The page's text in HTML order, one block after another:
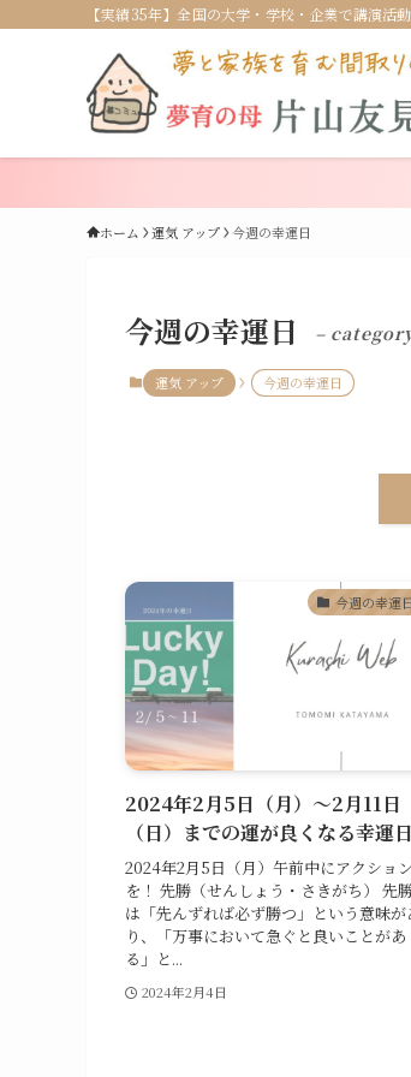
【実績35年】全国の大学・学校・企業で講演活
ホーム 運気 アップ 今週の幸運日
今週の幸運日 –
運気 アップ 今週の幸運日
今週の幸運日
2024年2月5日（月）〜2月11日
（日）までの運が良くなる幸運日
2024年2月5日（月）午前中にアクション
を！ 先勝（せんしょう・さきがち） 先
は「先んずれば必ず勝つ」という意味が
り、「万事において急ぐと良いことがあ
る」と...
2024年2月4日